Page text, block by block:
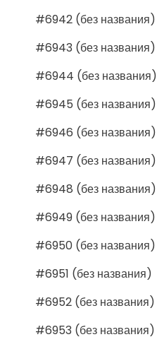
#6942 (без названия)
#6943 (без названия)
#6944 (без названия)
#6945 (без названия)
#6946 (без названия)
#6947 (без названия)
#6948 (без названия)
#6949 (без названия)
#6950 (без названия)
#6951 (без названия)
#6952 (без названия)
#6953 (без названия)